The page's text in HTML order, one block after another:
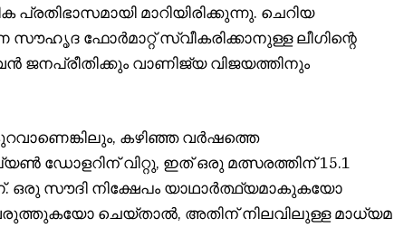
മാറിയിരിക്കുന്നു. ചെറിയ
ഫോർമാറ്റ് സ്വീകരിക്കാനുള്ള ലീഗിന്റെ
ജനപ്രീതിക്കും വാണിജ്യ വിജയത്തിനും
കഴിഞ്ഞ വർഷത്തെ
ഡോളറിന് വിറ്റു, ഇത് ഒരു മത്സരത്തിന് 15.1
സൗദി നിക്ഷേപം യാഥാർത്ഥ്യമാകുകയോ
വരുത്തുകയോ ചെയ്താൽ, അതിന് നിലവിലുള്ള മാധ്യമ